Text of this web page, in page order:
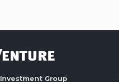
Investment Group